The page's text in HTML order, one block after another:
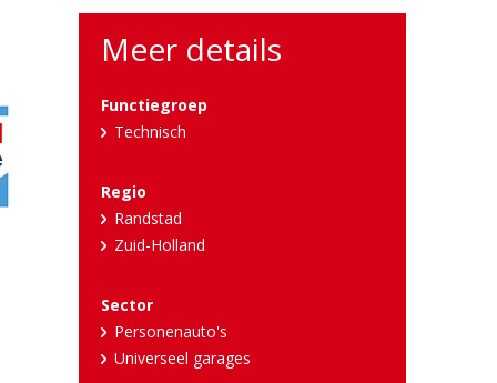
Meer details
Functiegroep
Technisch
Regio
Randstad
Zuid-Holland
Sector
Personenauto's
Universeel garages